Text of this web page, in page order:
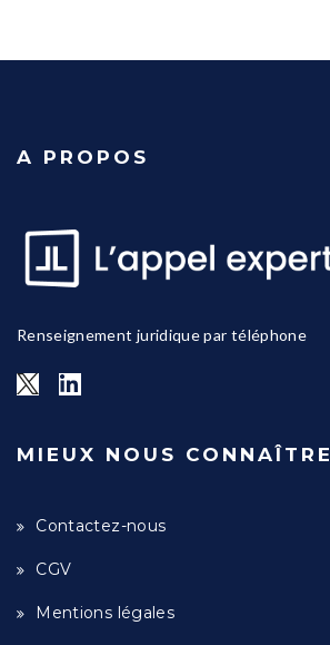
A PROPOS
Renseignement juridique par téléphone
MIEUX NOUS CONNAÎTRE
Contactez-nous
CGV
Mentions légales